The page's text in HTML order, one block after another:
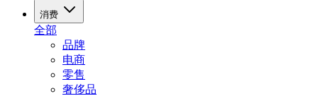
消费
全部
品牌
电商
零售
奢侈品